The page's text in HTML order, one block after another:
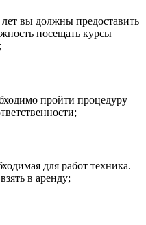
вы должны предоставить
посещать курсы
пройти процедуру
для работ техника.
в аренду;